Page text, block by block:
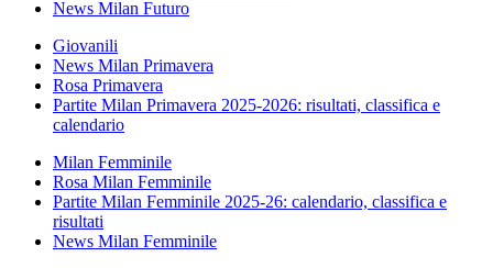
News Milan Futuro
Giovanili
News Milan Primavera
Rosa Primavera
Partite Milan Primavera 2025-2026: risultati, classifica e
calendario
Milan Femminile
Rosa Milan Femminile
Partite Milan Femminile 2025-26: calendario, classifica e
risultati
News Milan Femminile